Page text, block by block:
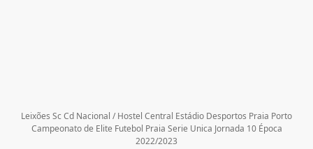
Leixões Sc Cd Nacional / Hostel Central Estádio Desportos Praia Porto
Campeonato de Elite Futebol Praia Serie Unica Jornada 10 Época
2022/2023